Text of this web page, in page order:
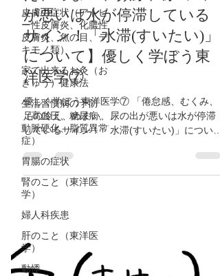
皮膚の症状（アトピ
ー性皮膚炎、化膿性
皮膚炎、魚の目、デ
キモノ類）
家で出来るお灸（お
きゅう）健康法
生活習慣病の予防
（高血圧、糖尿病、
動脈硬化、脂質異常
症）
胃腸の症状
腎のこと（東洋医
学）
婦人科疾患
肝のこと（東洋医
学）
動悸
え、めまい、頻尿、尿の出
が悪いは水が停滞している
サイン！「水滞(すいたい)」
について】優しく学ぼう東
洋医学⑦
優しく学ぼう東洋医学⑦ 「倦怠感、むくみ、
足の冷え、めまい、尿の出が悪いは水が停滞
しているサイン！「水滞(すいたい)」につい
て。 「水」が停滞している状態を「水滞(すい
たい)」と言います。 「水」の働き 「水」は
全身の水分調節。分かりやすい所では、汗、
尿、便、唾液などの調節...